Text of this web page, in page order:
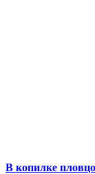
В копилке